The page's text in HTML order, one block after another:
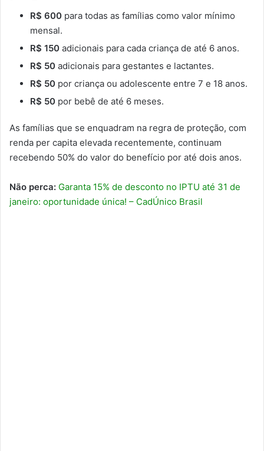
R$ 600 para todas as famílias como valor mínimo
mensal.
R$ 150 adicionais para cada criança de até 6 anos.
R$ 50 adicionais para gestantes e lactantes.
R$ 50 por criança ou adolescente entre 7 e 18 anos.
R$ 50 por bebê de até 6 meses.
As famílias que se enquadram na regra de proteção, com
renda per capita elevada recentemente, continuam
recebendo 50% do valor do benefício por até dois anos.
Não perca: Garanta 15% de desconto no IPTU até 31 de
janeiro: oportunidade única! – CadÚnico Brasil